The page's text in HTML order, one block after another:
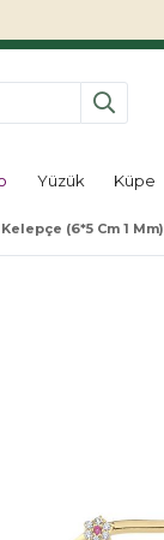
Yüzük Küpe
(6*5 Cm 1 Mm)